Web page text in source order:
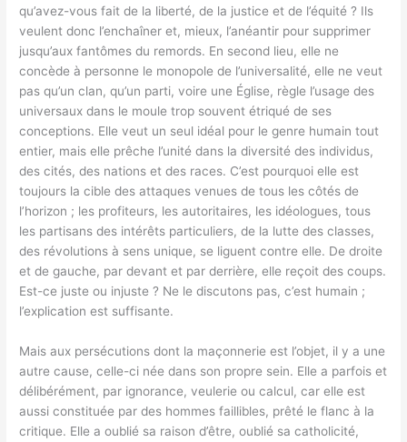
qu’avez-vous fait de la liberté, de la justice et de l’équité ? Ils
veulent donc l’enchaîner et, mieux, l’anéantir pour supprimer
jusqu’aux fantômes du remords. En second lieu, elle ne
concède à personne le monopole de l’universalité, elle ne veut
pas qu’un clan, qu’un parti, voire une Église, règle l’usage des
universaux dans le moule trop souvent étriqué de ses
conceptions. Elle veut un seul idéal pour le genre humain tout
entier, mais elle prêche l’unité dans la diversité des individus,
des cités, des nations et des races. C’est pourquoi elle est
toujours la cible des attaques venues de tous les côtés de
l’horizon ; les profiteurs, les autoritaires, les idéologues, tous
les partisans des intérêts particuliers, de la lutte des classes,
des révolutions à sens unique, se liguent contre elle. De droite
et de gauche, par devant et par derrière, elle reçoit des coups.
Est-ce juste ou injuste ? Ne le discutons pas, c’est humain ;
l’explication est suffisante.
Mais aux persécutions dont la maçonnerie est l’objet, il y a une
autre cause, celle-ci née dans son propre sein. Elle a parfois et
délibérément, par ignorance, veulerie ou calcul, car elle est
aussi constituée par des hommes faillibles, prêté le flanc à la
critique. Elle a oublié sa raison d’être, oublié sa catholicité,